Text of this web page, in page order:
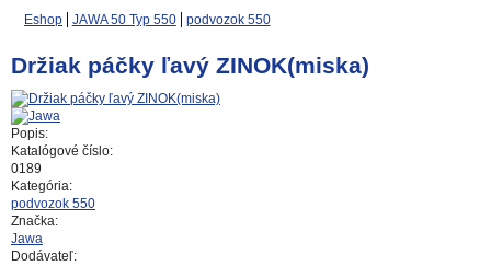
Eshop
JAWA 50 Typ 550 podvozok 550
Držiak páčky ľavý ZINOK(miska)
Popis:
Katalógové číslo:
0189
Kategória:
podvozok 550
Značka:
Jawa
Dodávateľ: